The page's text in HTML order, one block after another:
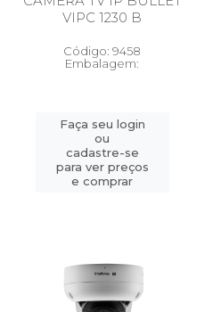
VIPC 1230 B
Código: 9458
Embalagem:
Faça seu login
ou
cadastre-se
para ver preços
e comprar